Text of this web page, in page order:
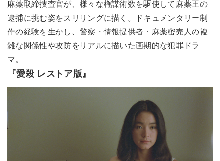
麻薬取締捜査官が、様々な権謀術数を駆使して麻薬王の
逮捕に挑む姿をスリリングに描く。ドキュメンタリー制
作の経験を生かし、警察・情報提供者・麻薬密売人の複
雑な関係性や攻防をリアルに描いた画期的な犯罪ドラ
マ。
『愛殺 レストア版』